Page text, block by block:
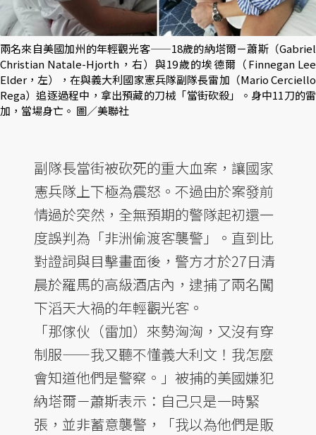
兩名來自美國加州的年輕觀光客——18歲的納塔爾－蕭斯（Gabriel
Christian Natale-Hjorth，右）與19歲的埃德爾（Finnegan Lee
Elder，左），在與義大利國家憲兵隊副隊長雷加（Mario Cerciello
Rega）追逐過程中，拿出預藏的刀械「當街砍殺」。身中11刀的雷
加，當場身亡。 圖／美聯社
副隊長當街被砍死的重大血案，讓國家
憲兵隊上下極為震怒。不過由於案發前
情過於突然，全無預期的警隊起初還一
度誤判為「非洲偷渡客襲警」。直到比
對證詞與目擊畫面後，警方才於27日清
晨於羅馬的高級酒店內，逮捕了兩名闖
下滔天大禍的年輕觀光客。
「那傢伙（雷加）來勢洶洶，又沒有穿
制服——我又聽不懂義大利文！我怎麼
會知道他們是警察。」被捕的美國嫌犯
納塔爾－蕭斯表示：自己只是一時緊
張，並非蓄意襲警，「我以為他們是販